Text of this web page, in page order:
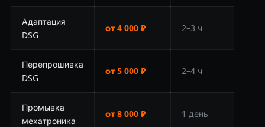
Адаптация
DSG
от 4 000 ₽ 2–3 ч
Перепрошивка
DSG
от 5 000 ₽ 2–4 ч
Промывка
мехатроника
от 8 000 ₽ 1 день